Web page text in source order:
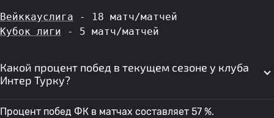
Вейккауслига - 18 матч/матчей
Кубок лиги - 5 матч/матчей
Какой процент побед в текущем сезоне у клуба
Интер Турку?
Процент побед ФК в матчах составляет 57 %.